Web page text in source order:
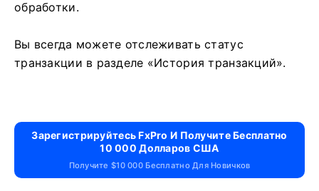
Последний экран подтвердит, что действие по
снятию средств завершено, и средства будут
Вы всегда можете отслеживать статус
транзакции в разделе «История транзакций».